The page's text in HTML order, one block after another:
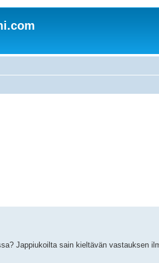
Jappiukoilta sain kieltävän vastauksen